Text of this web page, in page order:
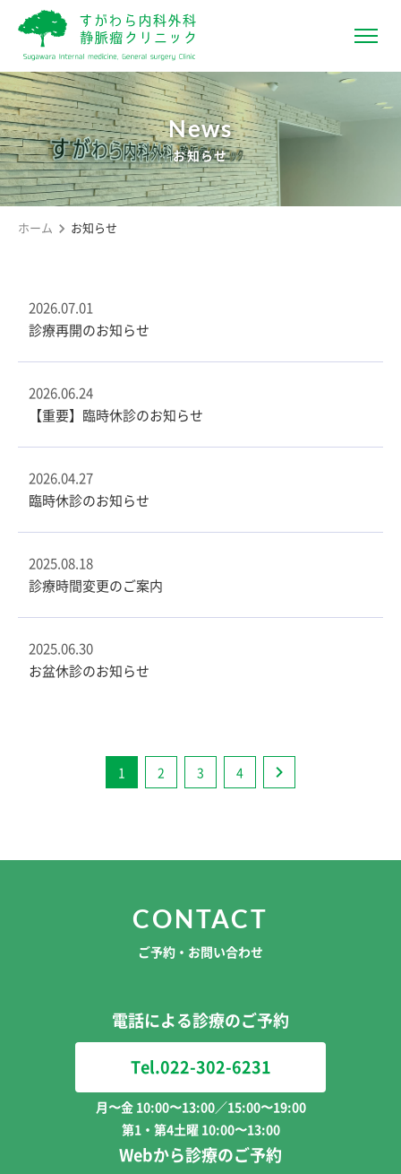
News
お知らせ
ホーム お知らせ
2026.07.01
診療再開のお知らせ
2026.06.24
【重要】臨時休診のお知らせ
2026.04.27
臨時休診のお知らせ
2025.08.18
診療時間変更のご案内
2025.06.30
お盆休診のお知らせ
1 2 3 4
CONTACT
ご予約・お問い合わせ
電話による診療のご予約
Tel.022-302-6231
月〜金 10:00〜13:00／15:00〜19:00
第1・第4土曜 10:00〜13:00
Webから診療のご予約